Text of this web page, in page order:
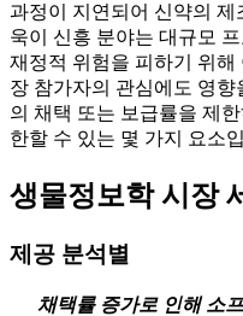
과정이 지연되어 신약의 제
욱이 신흥 분야는 대규모
재정적 위험을 피하기 위해
장 참가자의 관심에도 영향
의 채택 또는 보급률을 제
한할 수 있는 몇 가지 요소
생물정보학 시장
제공 분석별
채택률 증가로 인해 소